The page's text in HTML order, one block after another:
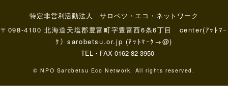
特定非営利活動法人 サロベツ・エコ・ネットワーク
〒098-4100 北海道天塩郡豊富町字豊富西6条6丁目 center(ｱｯﾄﾏｰ
ｸ）sarobetsu.or.jp (ｱｯﾄﾏｰｸ→@)
TEL・FAX 0162-82-3950
© NPO Sarobetsu Eco Network. All rights reserved.